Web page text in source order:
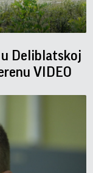
Deliblatskoj
VIDEO